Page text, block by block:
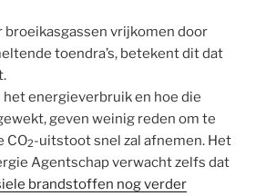
broeikasgassen vrijkomen door
toendra’s, betekent dit dat
het energieverbruik en hoe die
geven weinig reden om te
CO2-uitstoot snel zal afnemen. Het
Agentschap verwacht zelfs dat
brandstoffen nog verder